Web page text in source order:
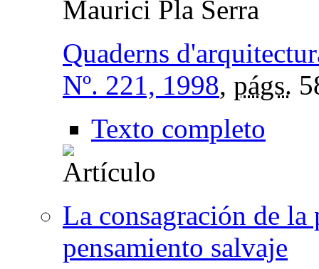
Maurici Pla Serra
Quaderns
Nº. 221, 1998, págs.
Texto completo
La consagración de
pensamiento salvaje